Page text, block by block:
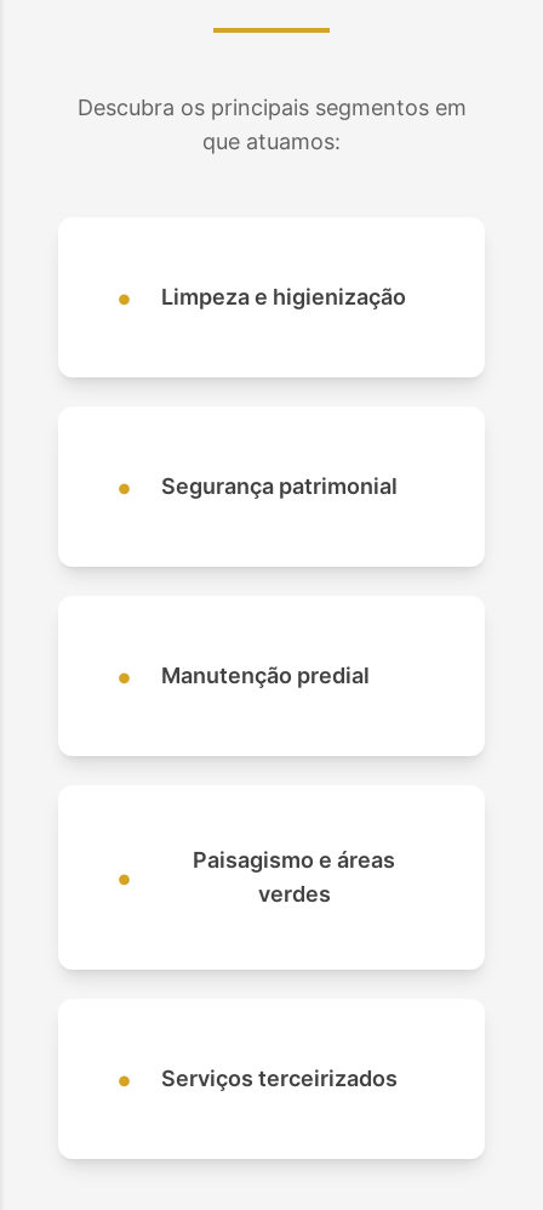
Descubra os principais segmentos em
que atuamos:
• Limpeza e higienização
• Segurança patrimonial
• Manutenção predial
•
Paisagismo e áreas
verdes
• Serviços terceirizados